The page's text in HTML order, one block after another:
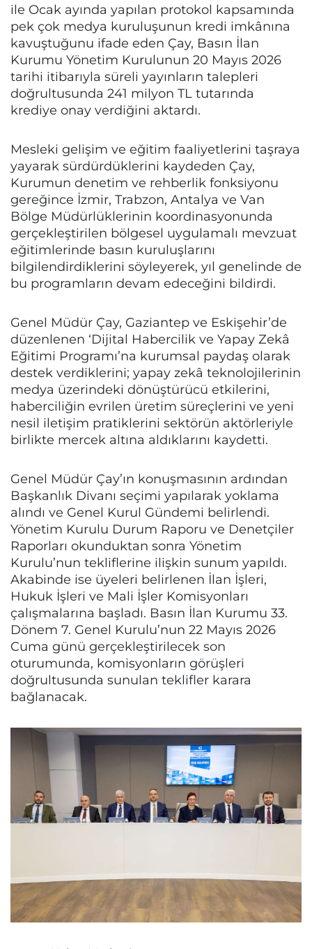
ile Ocak ayında yapılan protokol kapsamında
pek çok medya kuruluşunun kredi imkânına
kavuştuğunu ifade eden Çay, Basın İlan
Kurumu Yönetim Kurulunun 20 Mayıs 2026
tarihi itibarıyla süreli yayınların talepleri
doğrultusunda 241 milyon TL tutarında
krediye onay verdiğini aktardı.
Mesleki gelişim ve eğitim faaliyetlerini taşraya
yayarak sürdürdüklerini kaydeden Çay,
Kurumun denetim ve rehberlik fonksiyonu
gereğince İzmir, Trabzon, Antalya ve Van
Bölge Müdürlüklerinin koordinasyonunda
gerçekleştirilen bölgesel uygulamalı mevzuat
eğitimlerinde basın kuruluşlarını
bilgilendirdiklerini söyleyerek, yıl genelinde de
bu programların devam edeceğini bildirdi.
Genel Müdür Çay, Gaziantep ve Eskişehir’de
düzenlenen ‘Dijital Habercilik ve Yapay Zekâ
Eğitimi Programı’na kurumsal paydaş olarak
destek verdiklerini; yapay zekâ teknolojilerinin
medya üzerindeki dönüştürücü etkilerini,
haberciliğin evrilen üretim süreçlerini ve yeni
nesil iletişim pratiklerini sektörün aktörleriyle
birlikte mercek altına aldıklarını kaydetti.
Genel Müdür Çay’ın konuşmasının ardından
Başkanlık Divanı seçimi yapılarak yoklama
alındı ve Genel Kurul Gündemi belirlendi.
Yönetim Kurulu Durum Raporu ve Denetçiler
Raporları okunduktan sonra Yönetim
Kurulu’nun tekliflerine ilişkin sunum yapıldı.
Akabinde ise üyeleri belirlenen İlan İşleri,
Hukuk İşleri ve Mali İşler Komisyonları
çalışmalarına başladı. Basın İlan Kurumu 33.
Dönem 7. Genel Kurulu’nun 22 Mayıs 2026
Cuma günü gerçekleştirilecek son
oturumunda, komisyonların görüşleri
doğrultusunda sunulan teklifler karara
bağlanacak.